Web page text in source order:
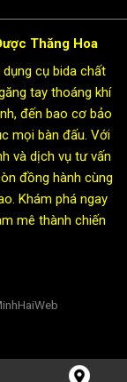
Thăng Hoa
cụ bida chất
tay thoáng khí
đến bao cơ bảo
mọi bàn đấu. Với
và dịch vụ tư vấn
đồng hành cùng
Khám phá ngay
mê thành chiến